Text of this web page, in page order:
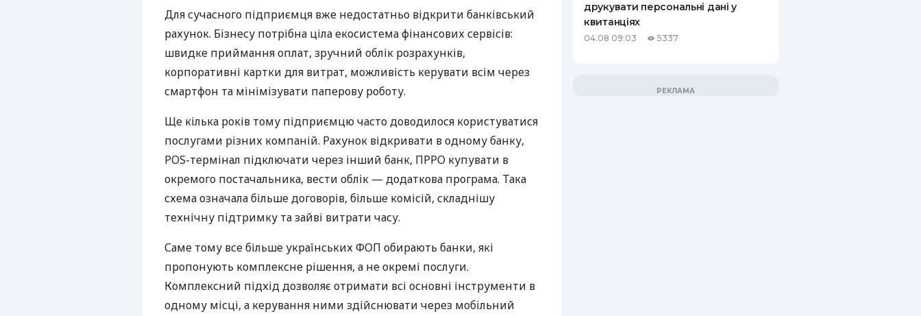
Для сучасного підприємця вже недостатньо відкрити банківський
рахунок. Бізнесу потрібна ціла екосистема фінансових сервісів:
швидке приймання оплат, зручний облік розрахунків,
корпоративні картки для витрат, можливість керувати всім через
смартфон та мінімізувати паперову роботу.
Ще кілька років тому підприємцю часто доводилося користуватися
послугами різних компаній. Рахунок відкривати в одному банку,
POS-термінал підключати через інший банк, ПРРО купувати в
окремого постачальника, вести облік — додаткова програма. Така
схема означала більше договорів, більше комісій, складнішу
технічну підтримку та зайві витрати часу.
Саме тому все більше українських ФОП обирають банки, які
пропонують комплексне рішення, а не окремі послуги.
Комплексний підхід дозволяє отримати всі основні інструменти в
одному місці, а керування ними здійснювати через мобільний
друкувати персональні дані у
квитанціях
04.08 09:03 5337